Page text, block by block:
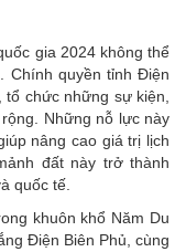
gia 2024 không thể
Chính quyền tỉnh Điện
tổ chức những sự kiện,
Những nỗ lực này
nâng cao giá trị lịch
đất này trở thành
quốc tế.
khuôn khổ Năm Du
Điện Biên Phủ, cùng